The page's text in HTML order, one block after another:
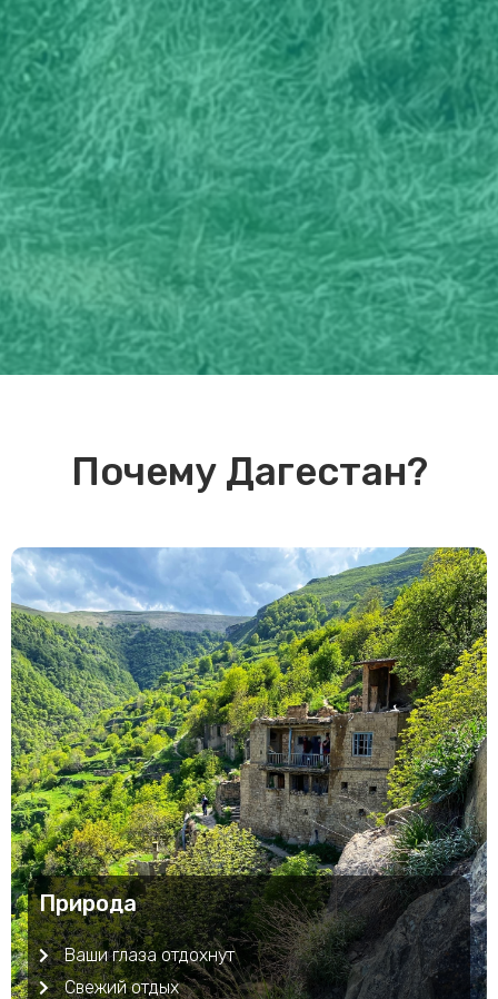
Почему Дагестан?
Природа
Ваши глаза отдохнут
Свежий отдых